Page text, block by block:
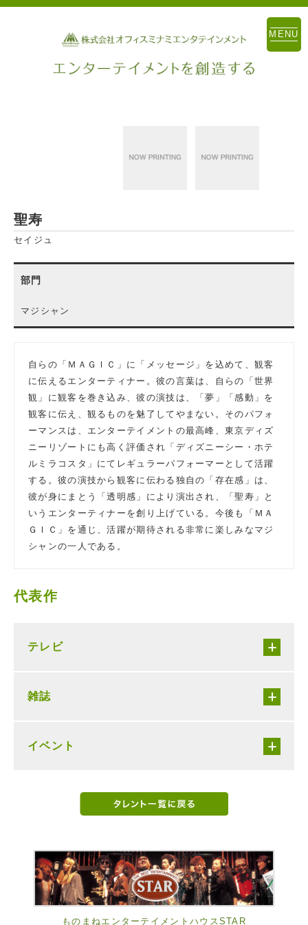
MENU
聖寿
セイジュ
部門
マジシャン
自らの「ＭＡＧＩＣ」に「メッセージ」を込めて、観客
に伝えるエンターティナー。彼の言葉は、自らの「世界
観」に観客を巻き込み、彼の演技は、「夢」「感動」を
観客に伝え、観るものを魅了してやまない。そのパフォ
ーマンスは、エンターテイメントの最高峰、東京ディズ
ニーリゾートにも高く評価され「ディズニーシー・ホテ
ルミラコスタ」にてレギュラーパフォーマーとして活躍
する。彼の演技から観客に伝わる独自の「存在感」は、
彼が身にまとう「透明感」により演出され、「聖寿」と
いうエンターティナーを創り上げている。今後も「ＭＡ
ＧＩＣ」を通じ、活躍が期待される非常に楽しみなマジ
シャンの一人である。
代表作
テレビ
雑誌
イベント
ものまねエンターテイメントハウスSTAR